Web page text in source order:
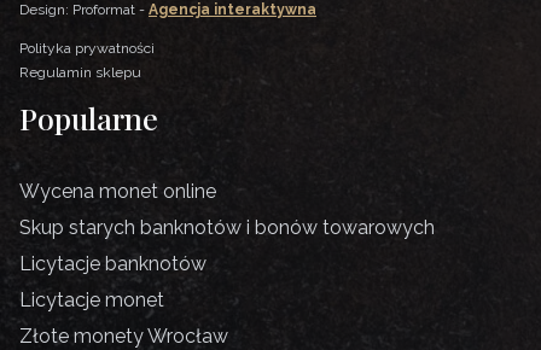
Design: Proformat - Agencja interaktywna
Polityka prywatności
Regulamin sklepu
Popularne
Wycena monet online
Skup starych banknotów i bonów towarowych
Licytacje banknotów
Licytacje monet
Złote monety Wrocław